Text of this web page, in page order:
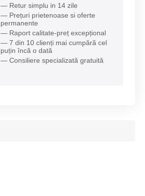
— Retur simplu in 14 zile
— Prețuri prietenoase si oferte
permanente
— Raport calitate-preț excepțional
— 7 din 10 clienți mai cumpără cel
puțin încă o dată
— Consiliere specializată gratuită